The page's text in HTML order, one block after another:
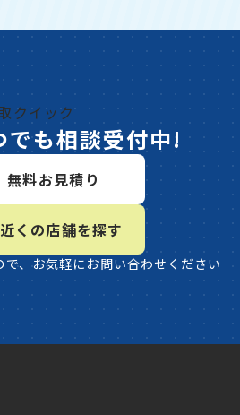
も相談受付中!
無料お見積り
くの店舗を探す
、お気軽にお問い合わせください